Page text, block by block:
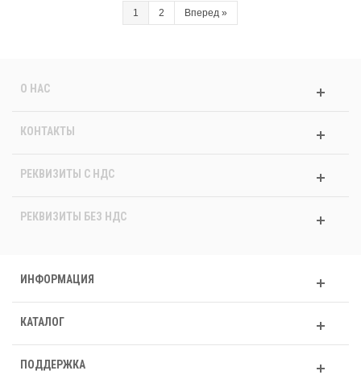
1 2 Вперед »
О НАС
КОНТАКТЫ
РЕКВИЗИТЫ C НДС
РЕКВИЗИТЫ БЕЗ НДС
ИНФОРМАЦИЯ
КАТАЛОГ
ПОДДЕРЖКА